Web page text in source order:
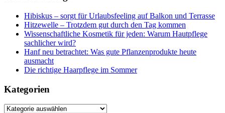
Hibiskus – sorgt für Urlaubsfeeling auf Balkon und Terrasse
Hitzewelle – Trotzdem gut durch den Tag kommen
Wissenschaftliche Kosmetik für jeden: Warum Hautpflege
sachlicher wird?
Hanf neu betrachtet: Was gute Pflanzenprodukte heute
ausmacht
Die richtige Haarpflege im Sommer
Kategorien
Kategorien